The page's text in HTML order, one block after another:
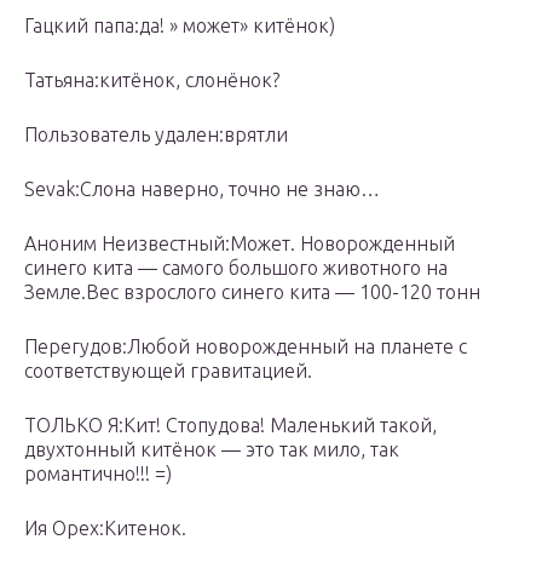
Гацкий папа:да! » может» китёнок)
Татьяна:китёнок, слонёнок?
Пользователь удален:врятли
Sevak:Слона наверно, точно не знаю…
Аноним Неизвестный:Может. Новорожденный
синего кита — самого большого животного на
Земле.Вес взрослого синего кита — 100-120 тонн
Перегудов:Любой новорожденный на планете с
соответствующей гравитацией.
ТОЛЬКО Я:Кит! Стопудова! Маленький такой,
двухтонный китёнок — это так мило, так
романтично!!! =)
Ия Орех:Китенок.